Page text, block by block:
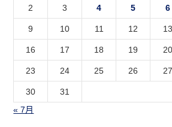
2 3 4 5 6
9 10 11 12 13
16 17 18 19 20
23 24 25 26 27
30
31
« 7月